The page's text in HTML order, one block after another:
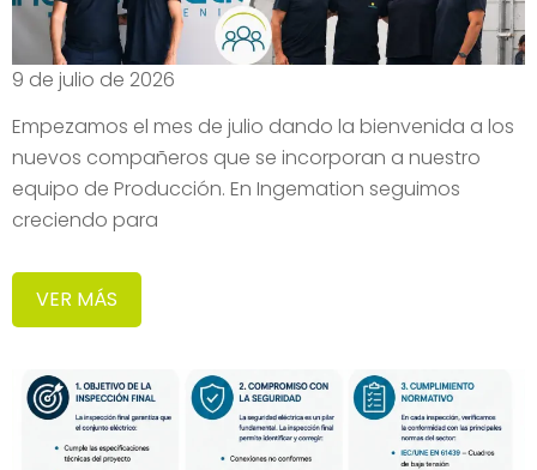
9 de julio de 2026
Empezamos el mes de julio dando la bienvenida a los
nuevos compañeros que se incorporan a nuestro
equipo de Producción. En Ingemation seguimos
creciendo para
VER MÁS